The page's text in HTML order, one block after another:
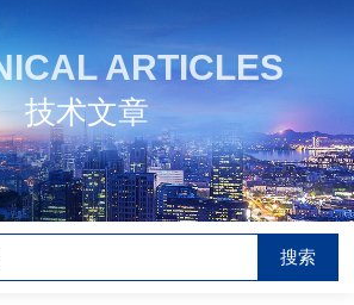
ARTICLES
技术文章